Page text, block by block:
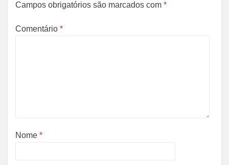
Campos obrigatórios são marcados com *
Comentário *
Nome *